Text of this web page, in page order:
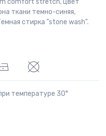
comfort stretch, цвет
ткани темно-синяя,
стирка "stone wash".
температуре 30°